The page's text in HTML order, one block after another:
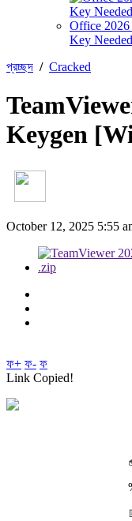
Office 2026
Key
প্রচ্ছদ / Cracked
Keygen
October 12, 2025 5:55
ফ+ ফ- ফ
Link Copied!